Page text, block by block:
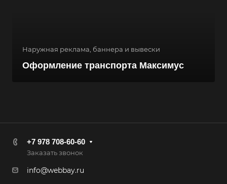
Наружная реклама, баннера и вывески
Оформление транспорта Максимус
+7 978 708-60-60
Заказать звонок
info@webbay.ru